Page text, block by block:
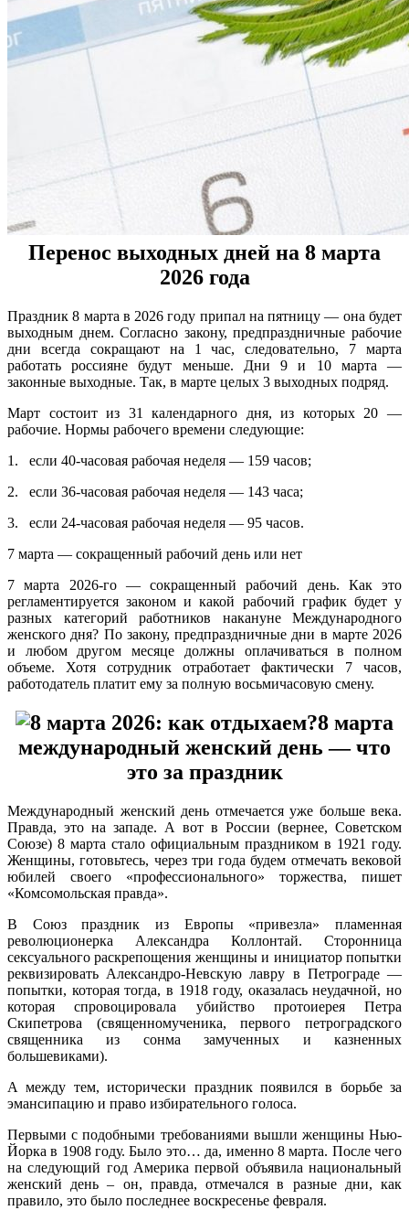
Перенос выходных дней на 8 марта
2026 года
Праздник 8 марта в 2026 году припал на пятницу — она будет
выходным днем. Согласно закону, предпраздничные рабочие
дни всегда сокращают на 1 час, следовательно, 7 марта
работать россияне будут меньше. Дни 9 и 10 марта —
законные выходные. Так, в марте целых 3 выходных подряд.
Март состоит из 31 календарного дня, из которых 20 —
рабочие. Нормы рабочего времени следующие:
1. если 40-часовая рабочая неделя — 159 часов;
2. если 36-часовая рабочая неделя — 143 часа;
3. если 24-часовая рабочая неделя — 95 часов.
7 марта — сокращенный рабочий день или нет
7 марта 2026-го — сокращенный рабочий день. Как это
регламентируется законом и какой рабочий график будет у
разных категорий работников накануне Международного
женского дня? По закону, предпраздничные дни в марте 2026
и любом другом месяце должны оплачиваться в полном
объеме. Хотя сотрудник отработает фактически 7 часов,
работодатель платит ему за полную восьмичасовую смену.
8 марта
международный женский день — что
это за праздник
Международный женский день отмечается уже больше века.
Правда, это на западе. А вот в России (вернее, Советском
Союзе) 8 марта стало официальным праздником в 1921 году.
Женщины, готовьтесь, через три года будем отмечать вековой
юбилей своего «профессионального» торжества, пишет
«Комсомольская правда».
В Союз праздник из Европы «привезла» пламенная
революционерка Александра Коллонтай. Сторонница
сексуального раскрепощения женщины и инициатор попытки
реквизировать Александро-Невскую лавру в Петрограде —
попытки, которая тогда, в 1918 году, оказалась неудачной, но
которая спровоцировала убийство протоиерея Петра
Скипетрова (священномученика, первого петроградского
священника из сонма замученных и казненных
большевиками).
А между тем, исторически праздник появился в борьбе за
эмансипацию и право избирательного голоса.
Первыми с подобными требованиями вышли женщины Нью-
Йорка в 1908 году. Было это… да, именно 8 марта. После чего
на следующий год Америка первой объявила национальный
женский день – он, правда, отмечался в разные дни, как
правило, это было последнее воскресенье февраля.